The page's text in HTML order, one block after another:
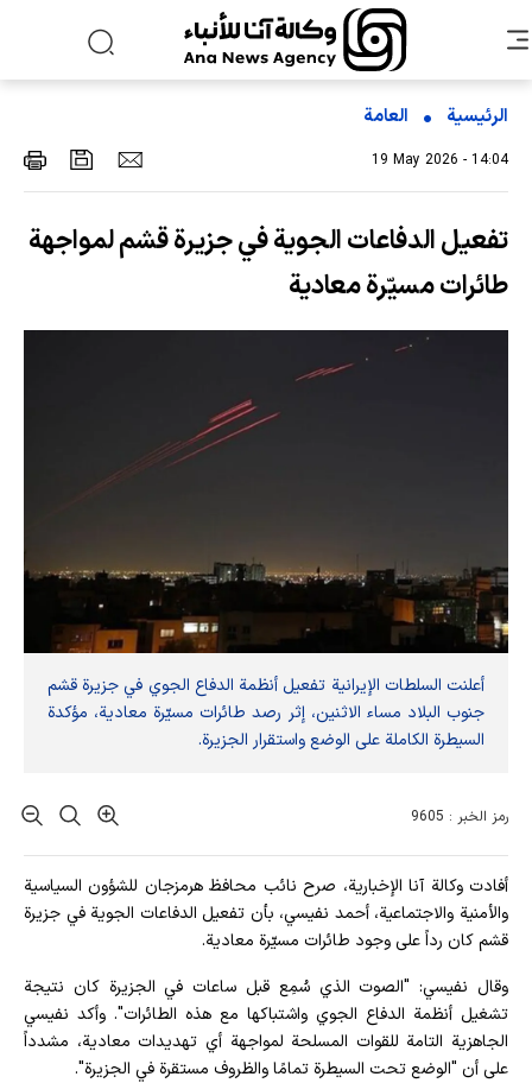
الرئيسية العامة
19 May 2026 - 14:04
تفعيل الدفاعات الجوية في جزيرة قشم لمواجهة
طائرات مسيّرة معادية
أعلنت السلطات الإيرانية تفعيل أنظمة الدفاع الجوي في جزيرة قشم
جنوب البلاد مساء الاثنين، إثر رصد طائرات مسيّرة معادية، مؤكدة
السيطرة الكاملة على الوضع واستقرار الجزيرة.
رمز الخبر : 9605
أفادت وکالة آنا الإخباریة، صرح نائب محافظ هرمزجان للشؤون السياسية
والأمنية والاجتماعية، أحمد نفيسي، بأن تفعيل الدفاعات الجوية في جزيرة
قشم كان رداً على وجود طائرات مسيّرة معادية.
وقال نفيسي: "الصوت الذي سُمِع قبل ساعات في الجزيرة كان نتيجة
تشغيل أنظمة الدفاع الجوي واشتباكها مع هذه الطائرات". وأكد نفيسي
الجاهزية التامة للقوات المسلحة لمواجهة أي تهديدات معادية، مشدداً
على أن "الوضع تحت السيطرة تمامًا والظروف مستقرة في الجزيرة".